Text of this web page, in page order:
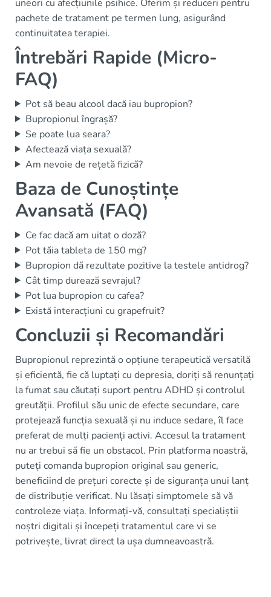
uneori cu afecțiunile psihice. Oferim și reduceri pentru
pachete de tratament pe termen lung, asigurând
continuitatea terapiei.
Întrebări Rapide (Micro-
FAQ)
Pot să beau alcool dacă iau bupropion?
Bupropionul îngrașă?
Se poate lua seara?
Afectează viața sexuală?
Am nevoie de rețetă fizică?
Baza de Cunoștințe
Avansată (FAQ)
Ce fac dacă am uitat o doză?
Pot tăia tableta de 150 mg?
Bupropion dă rezultate pozitive la testele antidrog?
Cât timp durează sevrajul?
Pot lua bupropion cu cafea?
Există interacțiuni cu grapefruit?
Concluzii și Recomandări
Bupropionul reprezintă o opțiune terapeutică versatilă
și eficientă, fie că luptați cu depresia, doriți să renunțați
la fumat sau căutați suport pentru ADHD și controlul
greutății. Profilul său unic de efecte secundare, care
protejează funcția sexuală și nu induce sedare, îl face
preferat de mulți pacienți activi. Accesul la tratament
nu ar trebui să fie un obstacol. Prin platforma noastră,
puteți comanda bupropion original sau generic,
beneficiind de prețuri corecte și de siguranța unui lanț
de distribuție verificat. Nu lăsați simptomele să vă
controleze viața. Informați-vă, consultați specialiștii
noștri digitali și începeți tratamentul care vi se
potrivește, livrat direct la ușa dumneavoastră.